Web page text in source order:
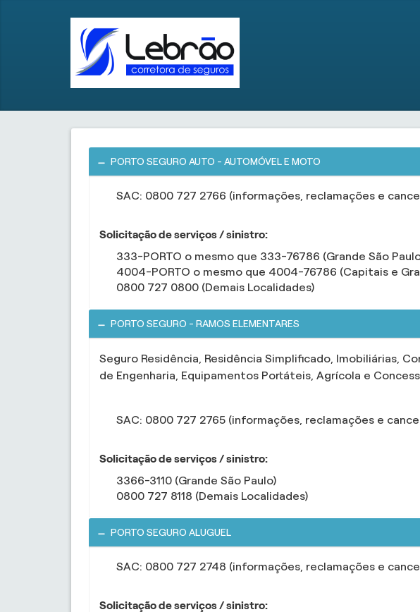
PORTO SEGURO AUTO - AUTOMÓVEL E MOTO
SAC: 0800 727 2766 (informações, reclamações e
Solicitação de serviços / sinistro:
333-PORTO o mesmo que 333-76786 (Grande São
4004-PORTO o mesmo que 4004-76786 (Capitais e
0800 727 0800 (Demais Localidades)
PORTO SEGURO - RAMOS ELEMENTARES
Seguro Residência, Residência Simplificado, Imobiliárias,
de Engenharia, Equipamentos Portáteis, Agrícola e
SAC: 0800 727 2765 (informações, reclamações e
Solicitação de serviços / sinistro:
3366-3110 (Grande São Paulo)
0800 727 8118 (Demais Localidades)
PORTO SEGURO ALUGUEL
SAC: 0800 727 2748 (informações, reclamações e
Solicitação de serviços / sinistro: